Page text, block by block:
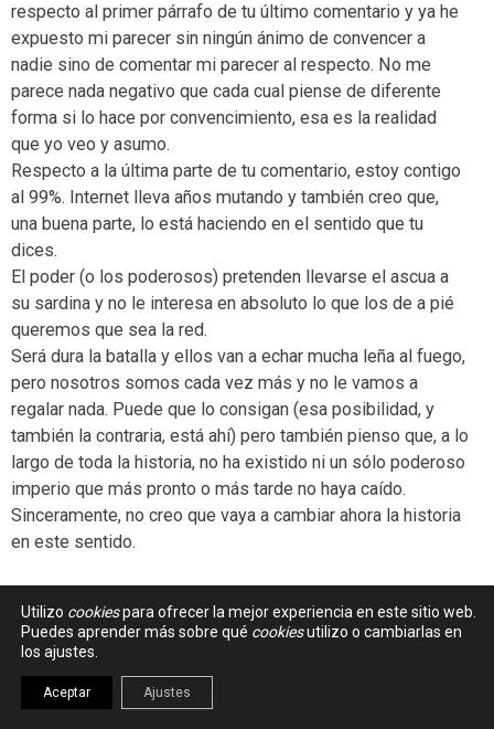
respecto al primer párrafo de tu último comentario y ya he
expuesto mi parecer sin ningún ánimo de convencer a
nadie sino de comentar mi parecer al respecto. No me
parece nada negativo que cada cual piense de diferente
forma si lo hace por convencimiento, esa es la realidad
que yo veo y asumo.
Respecto a la última parte de tu comentario, estoy contigo
al 99%. Internet lleva años mutando y también creo que,
una buena parte, lo está haciendo en el sentido que tu
dices.
El poder (o los poderosos) pretenden llevarse el ascua a
su sardina y no le interesa en absoluto lo que los de a pié
queremos que sea la red.
Será dura la batalla y ellos van a echar mucha leña al fuego,
pero nosotros somos cada vez más y no le vamos a
regalar nada. Puede que lo consigan (esa posibilidad, y
también la contraria, está ahí) pero también pienso que, a lo
largo de toda la historia, no ha existido ni un sólo poderoso
imperio que más pronto o más tarde no haya caído.
Sinceramente, no creo que vaya a cambiar ahora la historia
en este sentido.
#028 PPPEREZ 13 octubre 2007 - 18:31
Buenas, sólo escribo para haceros a todos una pequeña
Utilizo cookiespara ofrecer la mejor experiencia en este sitio web.
Puedes aprender más sobre qué cookiesutilizo o cambiarlas en
los ajustes.
Aceptar Ajustes